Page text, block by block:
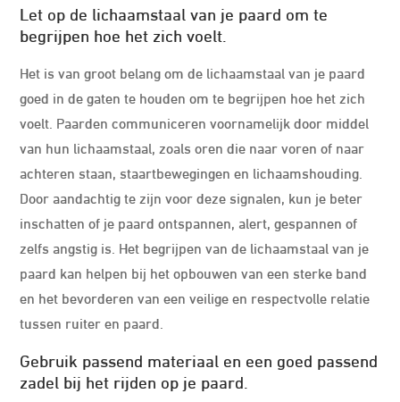
Let op de lichaamstaal van je paard om te
begrijpen hoe het zich voelt.
Het is van groot belang om de lichaamstaal van je paard
goed in de gaten te houden om te begrijpen hoe het zich
voelt. Paarden communiceren voornamelijk door middel
van hun lichaamstaal, zoals oren die naar voren of naar
achteren staan, staartbewegingen en lichaamshouding.
Door aandachtig te zijn voor deze signalen, kun je beter
inschatten of je paard ontspannen, alert, gespannen of
zelfs angstig is. Het begrijpen van de lichaamstaal van je
paard kan helpen bij het opbouwen van een sterke band
en het bevorderen van een veilige en respectvolle relatie
tussen ruiter en paard.
Gebruik passend materiaal en een goed passend
zadel bij het rijden op je paard.